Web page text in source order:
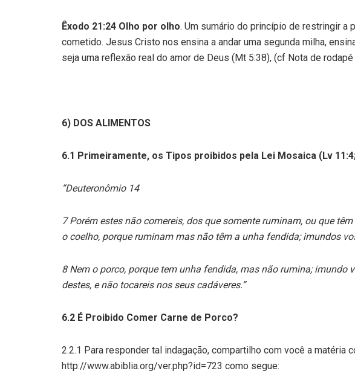
Êxodo 21:24 Olho por olho. Um sumário do princípio de restringir a
cometido. Jesus Cristo nos ensina a andar uma segunda milha,
seja uma reflexão real do amor de Deus (Mt 5:38), (cf Nota de
6) DOS ALIMENTOS
6.1 Primeiramente, os Tipos proibidos pela Lei Mosaica (Lv
“Deuteronômio 14
7 Porém estes não comereis, dos que somente ruminam, ou que
o coelho, porque ruminam mas não têm a unha fendida; imundos
8 Nem o porco, porque tem unha fendida, mas não rumina; imundo
destes, e não tocareis nos seus cadáveres.”
6.2 É Proibido Comer Carne de Porco?
2.2.1 Para responder tal indagação, compartilho com você a matéria
http://www.abiblia.org/ver.php?id=723 como segue: